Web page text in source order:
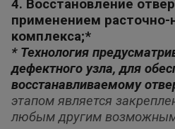
4. Восстановление
применением расточно-
комплекса;*
* Технология
дефектного узла, для
восстанавливаемому
этапом является
любым другим